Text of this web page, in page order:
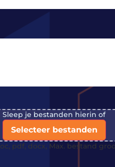
Sleep je bestanden hierin of
Selecteer bestanden
pdf, docx, Max. bestand